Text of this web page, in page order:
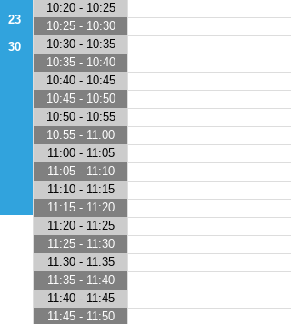
23
30
10:20 - 10:25
10:25 - 10:30
10:30 - 10:35
10:35 - 10:40
10:40 - 10:45
10:45 - 10:50
10:50 - 10:55
10:55 - 11:00
11:00 - 11:05
11:05 - 11:10
11:10 - 11:15
11:15 - 11:20
11:20 - 11:25
11:25 - 11:30
11:30 - 11:35
11:35 - 11:40
11:40 - 11:45
11:45 - 11:50